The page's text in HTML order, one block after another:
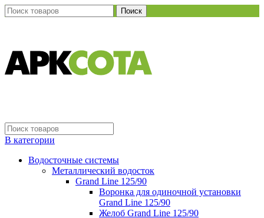
Поиск
В категории
Водосточные системы
Металлический водосток
Grand Line 125/90
Воронка для одиночной установки
Grand Line 125/90
Желоб Grand Line 125/90